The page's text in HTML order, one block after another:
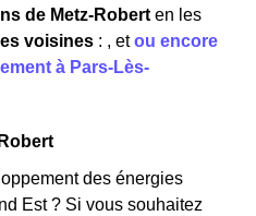
de Metz-Robert en les
voisines : , etou encore
à Pars-Lès-
des énergies
Est ? Si vous souhaitez